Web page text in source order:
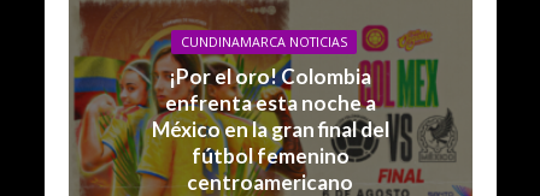
CUNDINAMARCA NOTICIAS
¡Por el oro! Colombia
enfrenta esta noche a
México en la gran final del
fútbol femenino
centroamericano